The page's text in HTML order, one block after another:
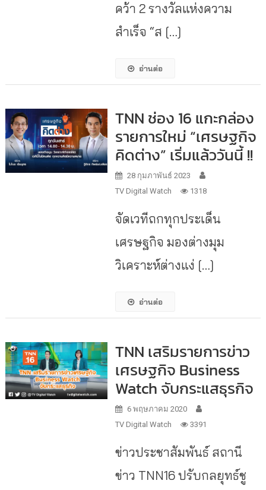
คว้า 2 รางวัลแห่งความ
สำเร็จ “ส […]
อ่านต่อ
TNN ช่อง 16 แกะกล่อง
รายการใหม่ “เศรษฐกิจ
คิดต่าง” เริ่มแล้ววันนี้ !!
28 กุมภาพันธ์ 2023
TV Digital Watch
1318
จัดเวทีถกทุกประเด็น
เศรษฐกิจ มองต่างมุม
วิเคราะห์ต่างแง่ […]
อ่านต่อ
TNN เสริมรายการข่าว
เศรษฐกิจ Business
Watch จับกระแสธุรกิจ
6 พฤษภาคม 2020
TV Digital Watch
3391
ข่าวประชาสัมพันธ์ สถานี
ข่าว TNN16 ปรับกลยุทธ์ชู